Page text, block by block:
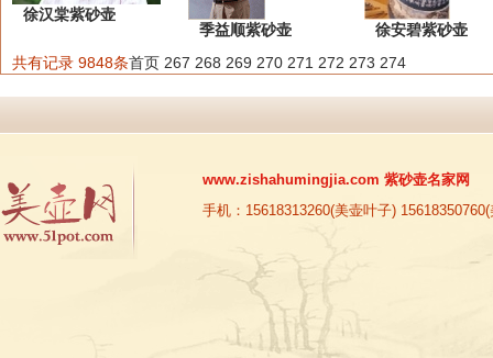
徐汉棠紫砂壶
季益顺紫砂壶
徐安碧紫砂壶
共有记录 9848条首页 267 268 269 270 271 272 273 274
www.zishahumingjia.com 紫砂壶名家网
手机：15618313260(美壶叶子)